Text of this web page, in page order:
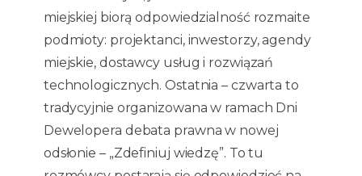
miejskiej biorą odpowiedzialność rozmaite
podmioty: projektanci, inwestorzy, agendy
miejskie, dostawcy usług i rozwiązań
technologicznych. Ostatnia – czwarta to
tradycyjnie organizowana w ramach Dni
Dewelopera debata prawna w nowej
odsłonie – „Zdefiniuj wiedzę”. To tu